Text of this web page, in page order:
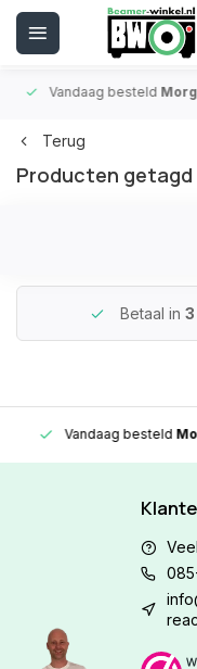
Vandaag besteld
Terug
Producten
Betaal in
Vandaag besteld